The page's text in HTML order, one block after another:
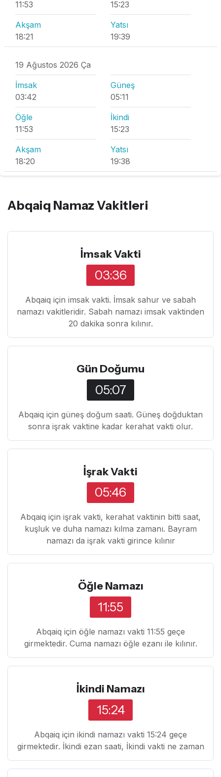
11:53
15:23
Akşam
18:21
Yatsı
19:39
19 Ağustos 2026 Ça
İmsak
03:42
Güneş
05:11
Öğle
11:53
İkindi
15:23
Akşam
18:20
Yatsı
19:38
Abqaiq Namaz Vakitleri
İmsak Vakti
03:36
Abqaiq için imsak vakti. İmsak sahur ve sabah
namazı vakitleridir. Sabah namazı imsak vaktinden
20 dakika sonra kılınır.
Gün Doğumu
05:07
Abqaiq için güneş doğum saati. Güneş doğduktan
sonra işrak vaktine kadar kerahat vakti olur.
İşrak Vakti
05:46
Abqaiq için işrak vakti, kerahat vaktinin bitti saat,
kuşluk ve duha namazı kılma zamanı. Bayram
namazı da işrak vakti girince kılınır
Öğle Namazı
11:55
Abqaiq için öğle namazı vakti 11:55 geçe
girmektedir. Cuma namazı öğle ezanı ile kılınır.
İkindi Namazı
15:24
Abqaiq için ikindi namazı vakti 15:24 geçe
girmektedir. İkindi ezan saati, İkindi vakti ne zaman